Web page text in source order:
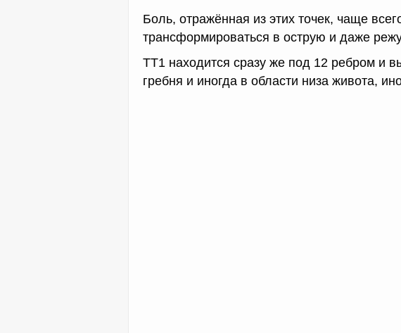
Боль, отражённая из этих точек, чаще
трансформироваться в острую и даже
ТТ1 находится сразу же под 12 ребром и
гребня и иногда в области низа живота,